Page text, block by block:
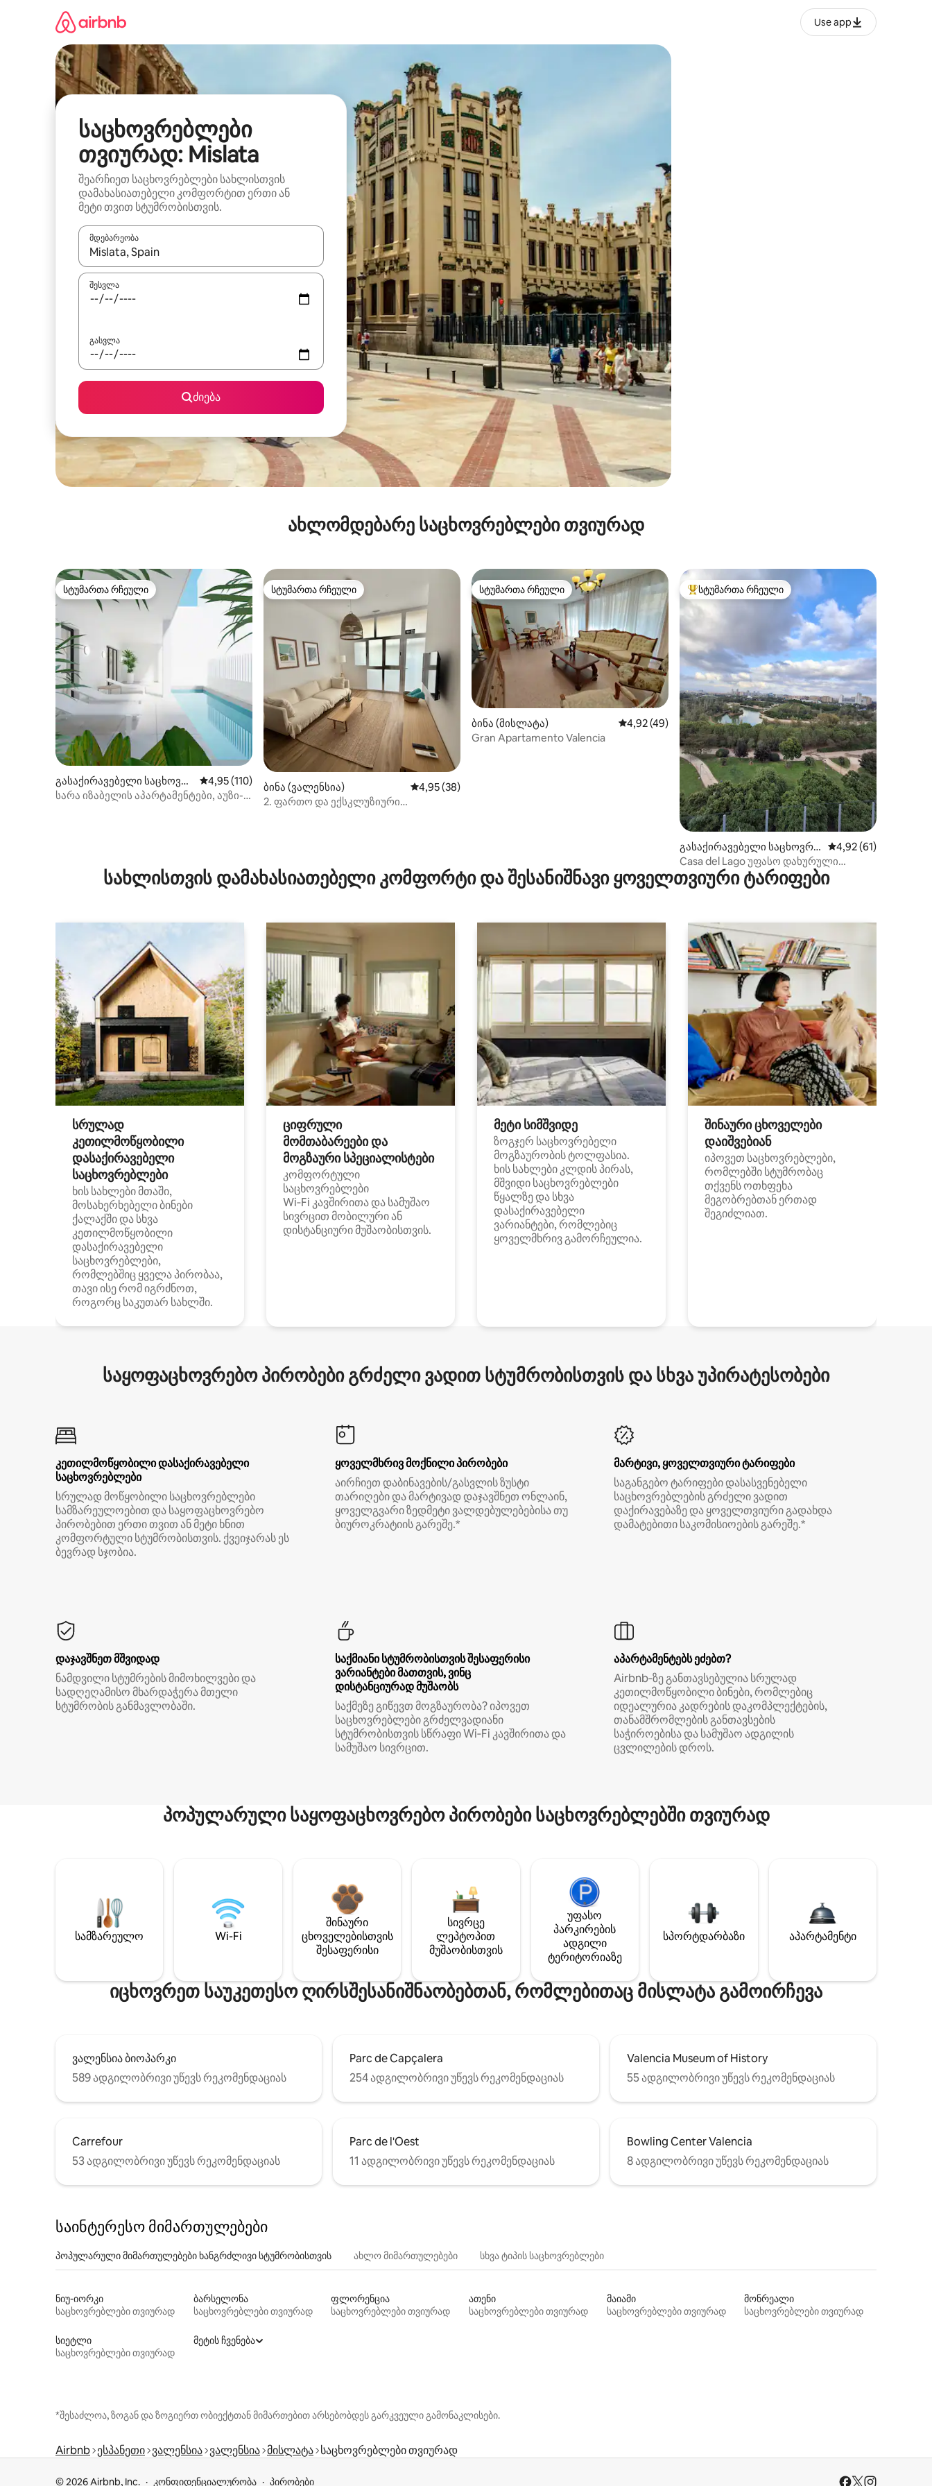
Use app
საცხოვრებლები
თვიურად: Mislata
შეარჩიეთ საცხოვრებლები სახლისთვის
დამახასიათებელი კომფორტით ერთი ან
მეტი თვით სტუმრობისთვის.
მდებარეობა
როცა შედეგები ხელმისაწვდომი გახდება, ნავიგაციისთვის გამოიყენეთ კლავიშები ზემოთ/ქვემოთ მიმართული ისრებით ან შეხებისა თუ თითის გასმის ჟესტები.
შესვლა
გასვლა
ძიება
ახლომდებარე საცხოვრებლები თვიურად
სტუმართა რჩეული
სტუმართა რჩეული
გასაქირავებელი საცხოვრ
ებელი (პიკანია)
საშუალო შეფასებაა 5‑დან 4,95, 110 მიმოხილვა
4,95 (110)
სარა იზაბელის აპარტამენტები, აუზი-
სტუმართა რჩეული
სტუმართა რჩეული
ბინა (ვალენსია) საშუალო შეფასებაა 5‑დან 4,95, 38 მიმოხილვა
4,95 (38)
2. ფართო და ექსკლუზიური
სტუმართა რჩეული
სტუმართა რჩეული
ბინა (მისლატა) საშუალო შეფასებაა 5‑დან 4,92, 49 მიმოხილვა
4,92 (49)
Gran Apartamento Valencia
სტუმართა რჩეული მოწინავე ვარიანტი
სტუმართა რჩეული
გასაქირავებელი საცხოვრე
ბელი (მისლატა)
საშუალო შეფასებაა
4,92 (61)
Casa del Lago უფასო დახურული
პარკირების ადგილი
სახლისთვის დამახასიათებელი კომფორტი და შესანიშნავი ყოველთვიური ტარიფები
სრულად
კეთილმოწყობილი
დასაქირავებელი
საცხოვრებლები
ხის სახლები მთაში,
მოსახერხებელი ბინები
ქალაქში და სხვა
კეთილმოწყობილი
დასაქირავებელი
საცხოვრებლები,
რომლებშიც ყველა პირობაა,
თავი ისე რომ იგრძნოთ,
როგორც საკუთარ სახლში.
ციფრული
მომთაბარეები და
მოგზაური სპეციალისტები
კომფორტული
საცხოვრებლები
Wi‑Fi კავშირითა და სამუშაო
სივრცით მობილური ან
დისტანციური მუშაობისთვის.
მეტი სიმშვიდე
ზოგჯერ საცხოვრებელი
მოგზაურობის ტოლფასია.
ხის სახლები კლდის პირას,
მშვიდი საცხოვრებლები
წყალზე და სხვა
დასაქირავებელი
ვარიანტები, რომლებიც
ყოველმხრივ გამორჩეულია.
შინაური ცხოველები
დაიშვებიან
იპოვეთ საცხოვრებლები,
რომლებში სტუმრობაც
თქვენს ოთხფეხა
მეგობრებთან ერთად
შეგიძლიათ.
საყოფაცხოვრებო პირობები გრძელი ვადით სტუმრობისთვის და სხვა უპირატესობები
კეთილმოწყობილი დასაქირავებელი
საცხოვრებლები
სრულად მოწყობილი საცხოვრებლები
სამზარეულოებით და საყოფაცხოვრებო
პირობებით ერთი თვით ან მეტი ხნით
კომფორტული სტუმრობისთვის. ქვეიჯარას ეს
ბევრად სჯობია.
ყოველმხრივ მოქნილი პირობები
აირჩიეთ დაბინავების/გასვლის ზუსტი
თარიღები და მარტივად დაჯავშნეთ ონლაინ,
ყოველგვარი ზედმეტი ვალდებულებებისა თუ
ბიუროკრატიის გარეშე.*
მარტივი, ყოველთვიური ტარიფები
საგანგებო ტარიფები დასასვენებელი
საცხოვრებლების გრძელი ვადით
დაქირავებაზე და ყოველთვიური გადახდა
დამატებითი საკომისიოების გარეშე.*
დაჯავშნეთ მშვიდად
ნამდვილი სტუმრების მიმოხილვები და
სადღეღამისო მხარდაჭერა მთელი
სტუმრობის განმავლობაში.
საქმიანი სტუმრობისთვის შესაფერისი
ვარიანტები მათთვის, ვინც
დისტანციურად მუშაობს
საქმეზე გიწევთ მოგზაურობა? იპოვეთ
საცხოვრებლები გრძელვადიანი
სტუმრობისთვის სწრაფი Wi‑Fi კავშირითა და
სამუშაო სივრცით.
აპარტამენტებს ეძებთ?
Airbnb‑ზე განთავსებულია სრულად
კეთილმოწყობილი ბინები, რომლებიც
იდეალურია კადრების დაკომპლექტების,
თანამშრომლების განთავსების
საჭიროებისა და სამუშაო ადგილის
ცვლილების დროს.
პოპულარული საყოფაცხოვრებო პირობები საცხოვრებლებში თვიურად
სამზარეულო Wi-Fi
შინაური
ცხოველებისთვის
შესაფერისი
სივრცე
ლეპტოპით
მუშაობისთვის
უფასო
პარკირების
ადგილი
ტერიტორიაზე
სპორტდარბაზი აპარტამენტი
იცხოვრეთ საუკეთესო ღირსშესანიშნაობებთან, რომლებითაც მისლატა გამოირჩევა
ვალენსია ბიოპარკი
589 ადგილობრივი უწევს რეკომენდაციას
Parc de Capçalera
254 ადგილობრივი უწევს რეკომენდაციას
Valencia Museum of History
55 ადგილობრივი უწევს რეკომენდაციას
Carrefour
53 ადგილობრივი უწევს რეკომენდაციას
Parc de l'Oest
11 ადგილობრივი უწევს რეკომენდაციას
Bowling Center Valencia
8 ადგილობრივი უწევს რეკომენდაციას
საინტერესო მიმართულებები
პოპულარული მიმართულებები ხანგრძლივი სტუმრობისთვის ახლო მიმართულებები სხვა ტიპის საცხოვრებლები
ნიუ-იორკი
საცხოვრებლები თვიურად
ბარსელონა
საცხოვრებლები თვიურად
ფლორენცია
საცხოვრებლები თვიურად
ათენი
საცხოვრებლები თვიურად
მაიამი
საცხოვრებლები თვიურად
მონრეალი
საცხოვრებლები თვიურად
სიეტლი
საცხოვრებლები თვიურად
მეტის ჩვენება
*შესაძლოა, ზოგან და ზოგიერთ ობიექტთან მიმართებით არსებობდეს გარკვეული გამონაკლისები.
Airbnb ესპანეთი ვალენსია ვალენსია მისლატა საცხოვრებლები თვიურად
© 2026 Airbnb, Inc. კონფიდენციალურობა პირობები